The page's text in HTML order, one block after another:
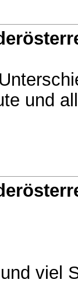
und
viel